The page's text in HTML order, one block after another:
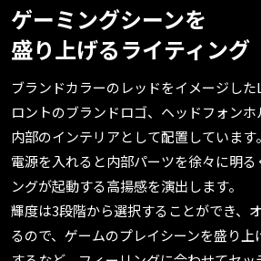
ゲーミングシーンを
盛り上げるライティング
ブランドカラーのレッドをイメージした
ロントのブランドロゴ、ヘッドフォン
内部のインテリアとして配置しています。
電源を入れると内部パーツを徐々に明る
ングが起動する高揚感を演出します。
輝度は3段階から選択することができ、
るので、ゲームのプレイシーンを盛り上